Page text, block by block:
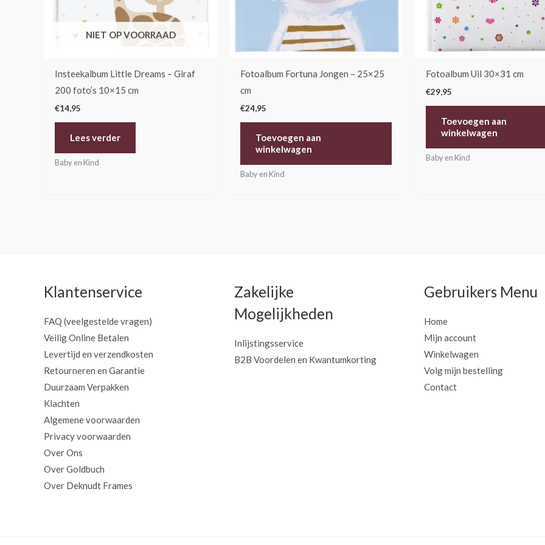
NIET OP VOORRAAD
Insteekalbum Little Dreams – Giraf
200 foto’s 10×15 cm
€14,95
Lees verder
Baby en Kind
Fotoalbum Fortuna Jongen – 25×25
cm
€24,95
Toevoegen aan
winkelwagen
Baby en Kind
Fotoalbum Uil 30×31 cm
€29,95
Toevoegen aan
winkelwagen
Baby en Kind
Klantenservice
FAQ (veelgestelde vragen)
Veilig Online Betalen
Levertijd en verzendkosten
Retourneren en Garantie
Duurzaam Verpakken
Klachten
Algemene voorwaarden
Privacy voorwaarden
Over Ons
Over Goldbuch
Over Deknudt Frames
Zakelijke
Mogelijkheden
Inlijstingsservice
B2B Voordelen en Kwantumkorting
Gebruikers Menu
Home
Mijn account
Winkelwagen
Volg mijn bestelling
Contact